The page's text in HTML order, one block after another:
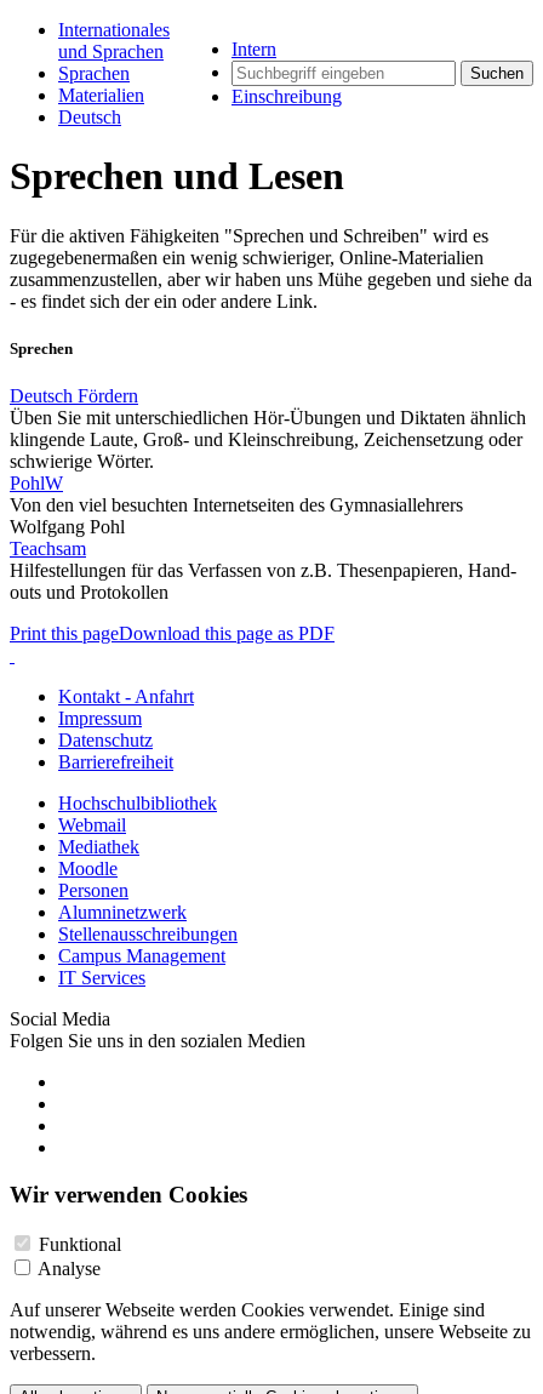
Intern
Suchen
Einschreibung
Internationales
und Sprachen
Sprachen
Materialien
Deutsch
Sprechen und Lesen
Für die aktiven Fähigkeiten "Sprechen und Schreiben" wird es
zugegebenermaßen ein wenig schwieriger, Online-Materialien
zusammenzustellen, aber wir haben uns Mühe gegeben und siehe da
- es findet sich der ein oder andere Link.
Sprechen
Deutsch Fördern
Üben Sie mit unterschiedlichen Hör-Übungen und Diktaten ähnlich
klingende Laute, Groß- und Kleinschreibung, Zeichensetzung oder
schwierige Wörter.
PohlW
Von den viel besuchten Internetseiten des Gymnasiallehrers
Wolfgang Pohl
Teachsam
Hilfestellungen für das Verfassen von z.B. Thesenpapieren, Hand-
outs und Protokollen
Print this pageDownload this page as PDF
Kontakt - Anfahrt
Impressum
Datenschutz
Barrierefreiheit
Hochschulbibliothek
Webmail
Mediathek
Moodle
Personen
Alumninetzwerk
Stellenausschreibungen
Campus Management
IT Services
Social Media
Folgen Sie uns in den sozialen Medien
Wir verwenden Cookies
Funktional
Analyse
Auf unserer Webseite werden Cookies verwendet. Einige sind
notwendig, während es uns andere ermöglichen, unsere Webseite zu
verbessern.